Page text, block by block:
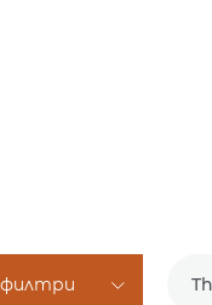
филтри